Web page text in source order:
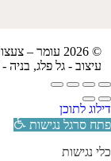
© 2026 עומר – צעצועים וחומרי יצירה ברוח האנתרופוסופיה.
עיצוב - גל פלג, בניה -
דילוג לתוכן
פתח סרגל נגישות
כלי נגישות